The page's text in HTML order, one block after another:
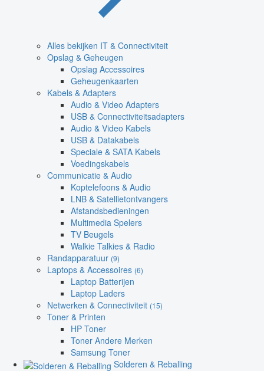
Alles bekijken IT & Connectiviteit
Opslag & Geheugen
Opslag Accessoires
Geheugenkaarten
Kabels & Adapters
Audio & Video Adapters
USB & Connectiviteitsadapters
Audio & Video Kabels
USB & Datakabels
Speciale & SATA Kabels
Voedingskabels
Communicatie & Audio
Koptelefoons & Audio
LNB & Satellietontvangers
Afstandsbedieningen
Multimedia Spelers
TV Beugels
Walkie Talkies & Radio
Randapparatuur (9)
Laptops & Accessoires (6)
Laptop Batterijen
Laptop Laders
Netwerken & Connectiviteit (15)
Toner & Printen
HP Toner
Toner Andere Merken
Samsung Toner
Solderen & Reballing